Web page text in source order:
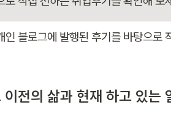
인 블로그에 발행된 후기를 바탕으로
전의 삶과 현재 하고 있는